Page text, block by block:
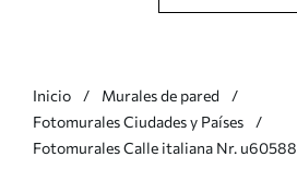
Inicio
Murales de pared
Fotomurales Ciudades y Países
Fotomurales Calle italiana Nr. u60588